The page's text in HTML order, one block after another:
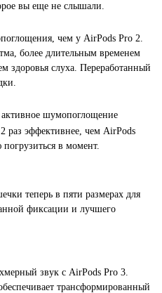
вы еще не слышали.
чем у AirPods Pro 2.
более длительным временем
здоровья слуха. Переработанный
шумопоглощение
раз эффективнее, чем AirPods
в момент.
теперь в пяти размерах для
фиксации и лучшего
звук с AirPods Pro 3.
трансформированный